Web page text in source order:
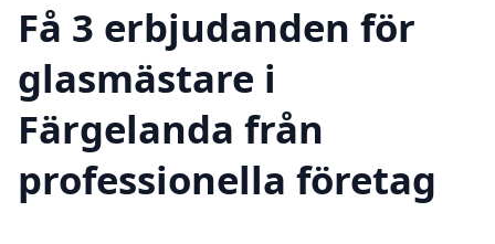
Få 3 erbjudanden för
glasmästare i
Färgelanda från
professionella företag